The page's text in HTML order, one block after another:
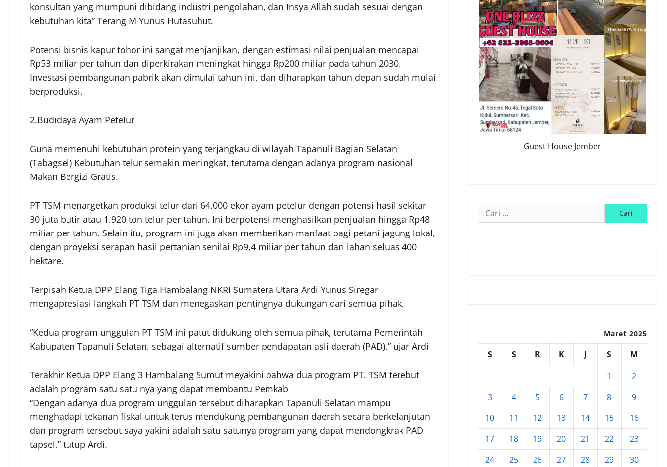
konsultan yang mumpuni dibidang industri pengolahan, dan Insya Allah sudah sesuai dengan
kebutuhan kita” Terang M Yunus Hutasuhut.
Potensi bisnis kapur tohor ini sangat menjanjikan, dengan estimasi nilai penjualan mencapai
Rp53 miliar per tahun dan diperkirakan meningkat hingga Rp200 miliar pada tahun 2030.
Investasi pembangunan pabrik akan dimulai tahun ini, dan diharapkan tahun depan sudah mulai
berproduksi.
2.Budidaya Ayam Petelur
Guna memenuhi kebutuhan protein yang terjangkau di wilayah Tapanuli Bagian Selatan
(Tabagsel) Kebutuhan telur semakin meningkat, terutama dengan adanya program nasional
Makan Bergizi Gratis.
PT TSM menargetkan produksi telur dari 64.000 ekor ayam petelur dengan potensi hasil sekitar
30 juta butir atau 1.920 ton telur per tahun. Ini berpotensi menghasilkan penjualan hingga Rp48
miliar per tahun. Selain itu, program ini juga akan memberikan manfaat bagi petani jagung lokal,
dengan proyeksi serapan hasil pertanian senilai Rp9,4 miliar per tahun dari lahan seluas 400
hektare.
Terpisah Ketua DPP Elang Tiga Hambalang NKRI Sumatera Utara Ardi Yunus Siregar
mengapresiasi langkah PT TSM dan menegaskan pentingnya dukungan dari semua pihak.
“Kedua program unggulan PT TSM ini patut didukung oleh semua pihak, terutama Pemerintah
Kabupaten Tapanuli Selatan, sebagai alternatif sumber pendapatan asli daerah (PAD),” ujar Ardi
Terakhir Ketua DPP Elang 3 Hambalang Sumut meyakini bahwa dua program PT. TSM terebut
adalah program satu satu nya yang dapat membantu Pemkab
“Dengan adanya dua program unggulan tersebut diharapkan Tapanuli Selatan mampu
menghadapi tekanan fiskal untuk terus mendukung pembangunan daerah secara berkelanjutan
dan program tersebut saya yakini adalah satu satunya program yang dapat mendongkrak PAD
tapsel,” tutup Ardi.
Guest House Jember
Cari
untuk:
Maret 2025
S S R K J S
M
1
2
3
4 5 6 7 8
9
10
11 12 13 14 15
16
17
18 19 20 21 22
23
24
25 26 27 28 29 30